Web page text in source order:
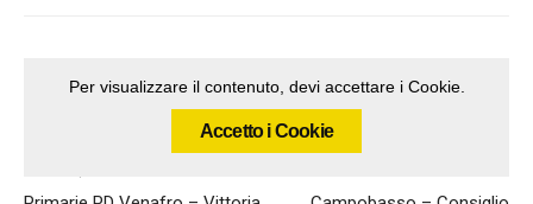
Per visualizzare il contenuto, devi accettare i Cookie.
Accetto i Cookie